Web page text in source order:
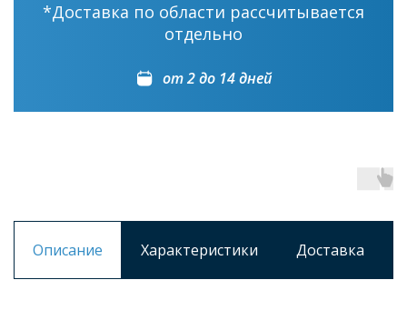
*Доставка по области рассчитывается
отдельно
от 2 до 14 дней
Описание Характеристики Доставка